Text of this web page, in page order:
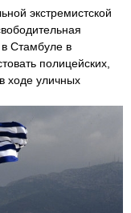
экстремистской
в Стамбуле в
полицейских,
ходе уличных